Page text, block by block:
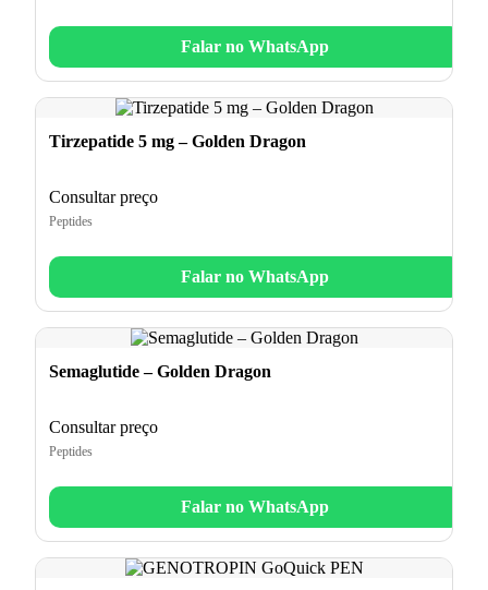
Falar no WhatsApp
Tirzepatide 5 mg – Golden Dragon
Consultar preço
Peptides
Falar no WhatsApp
Semaglutide – Golden Dragon
Consultar preço
Peptides
Falar no WhatsApp